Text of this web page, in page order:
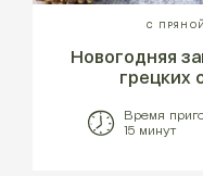
С
Новогодняя
грецких
Время
15 минут